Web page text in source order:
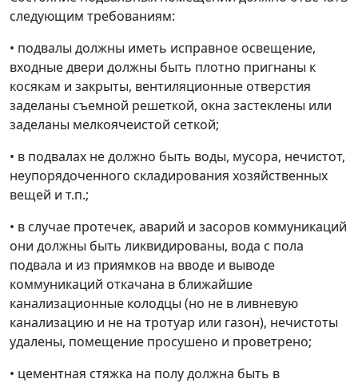
следующим требованиям:
• подвалы должны иметь исправное освещение,
входные двери должны быть плотно пригнаны к
косякам и закрыты, вентиляционные отверстия
заделаны съемной решеткой, окна застеклены или
заделаны мелкоячеистой сеткой;
• в подвалах не должно быть воды, мусора, нечистот,
неупорядоченного складирования хозяйственных
вещей и т.п.;
• в случае протечек, аварий и засоров коммуникаций
они должны быть ликвидированы, вода с пола
подвала и из приямков на вводе и выводе
коммуникаций откачана в ближайшие
канализационные колодцы (но не в ливневую
канализацию и не на тротуар или газон), нечистоты
удалены, помещение просушено и проветрено;
• цементная стяжка на полу должна быть в